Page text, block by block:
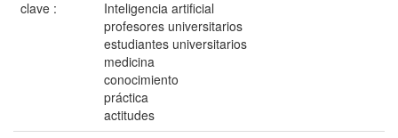
clave :
Inteligencia artificial
profesores universitarios
estudiantes universitarios
medicina
conocimiento
práctica
actitudes